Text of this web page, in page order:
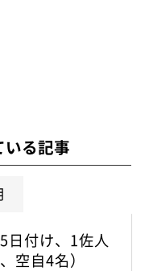
る記事
付け、1佐人
空自4名）